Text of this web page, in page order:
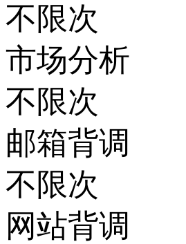
不限次
市场分析
不限次
邮箱背调
不限次
网站背调